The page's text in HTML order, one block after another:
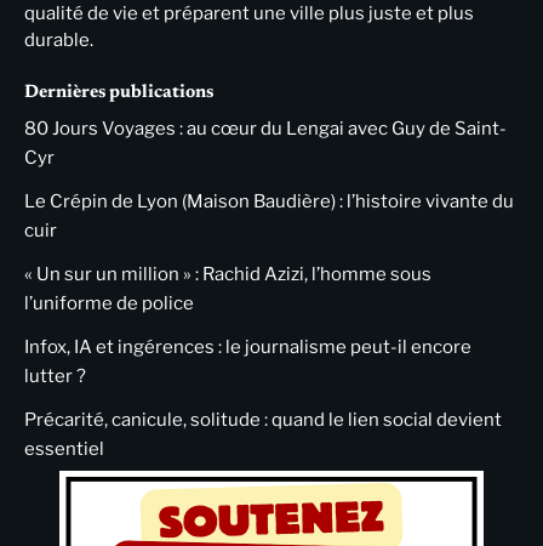
qualité de vie et préparent une ville plus juste et plus
durable.
Dernières publications
80 Jours Voyages : au cœur du Lengai avec Guy de Saint-
Cyr
Le Crépin de Lyon (Maison Baudière) : l’histoire vivante du
cuir
« Un sur un million » : Rachid Azizi, l’homme sous
l’uniforme de police
Infox, IA et ingérences : le journalisme peut-il encore
lutter ?
Précarité, canicule, solitude : quand le lien social devient
essentiel